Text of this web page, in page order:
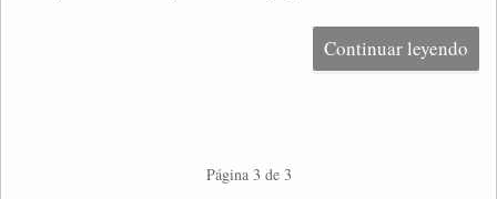
Continuar leyendo
Página 3 de 3